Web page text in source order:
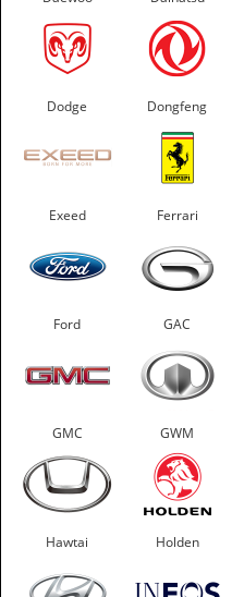
Dodge Dongfeng
Exeed Ferrari
Ford GAC
GMC GWM
Hawtai Holden